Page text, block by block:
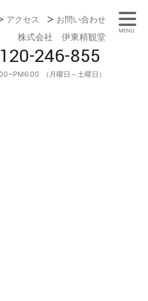
アクセス お問い合わせ
株式会社 伊東精観堂
246-855
（月曜日～土曜日）
MENU